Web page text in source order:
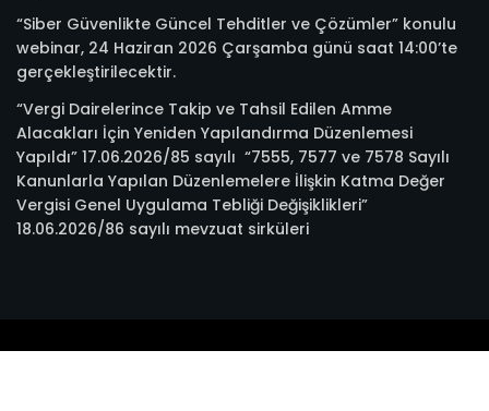
“Siber Güvenlikte Güncel Tehditler ve Çözümler” konulu
webinar, 24 Haziran 2026 Çarşamba günü saat 14:00’te
gerçekleştirilecektir.
“Vergi Dairelerince Takip ve Tahsil Edilen Amme
Alacakları İçin Yeniden Yapılandırma Düzenlemesi
Yapıldı” 17.06.2026/85 sayılı “7555, 7577 ve 7578 Sayılı
Kanunlarla Yapılan Düzenlemelere İlişkin Katma Değer
Vergisi Genel Uygulama Tebliği Değişiklikleri”
18.06.2026/86 sayılı mevzuat sirküleri